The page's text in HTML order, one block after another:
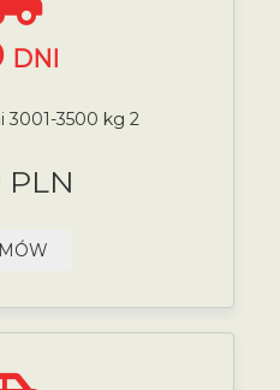
DNI
3001-3500 kg 2
PLN